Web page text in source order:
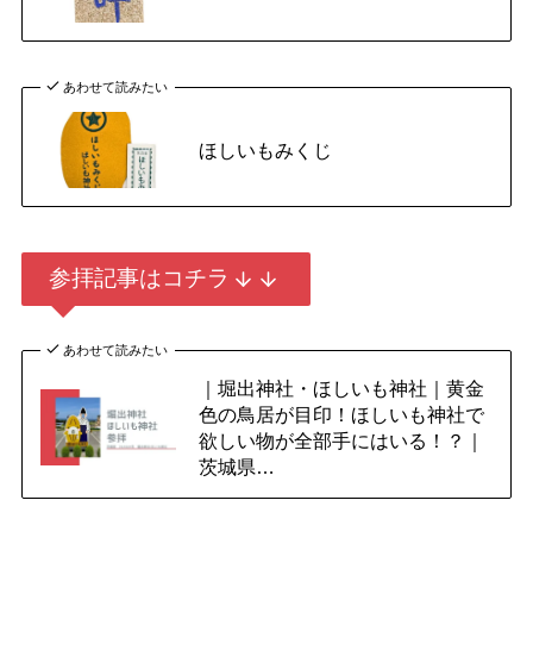
あわせて読みたい
ほしいもみくじ
参拝記事はコチラ
あわせて読みたい
｜堀出神社・ほしいも神社｜黄金
色の鳥居が目印！ほしいも神社で
欲しい物が全部手にはいる！？｜
茨城県…